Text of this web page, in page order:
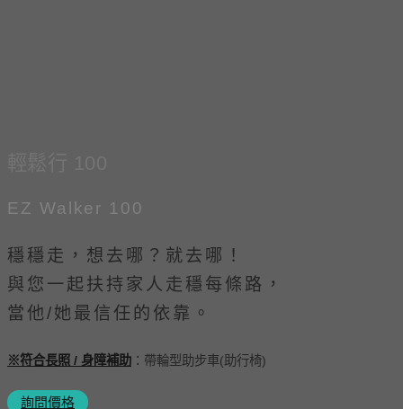
EZ Walker 100
穩穩走，想去哪？就去哪！
與您一起扶持家人走穩每條路，
當他/她最信任的依靠。
※符合長照 / 身障補助 ：帶輪型助步車(助行椅)
詢問價格